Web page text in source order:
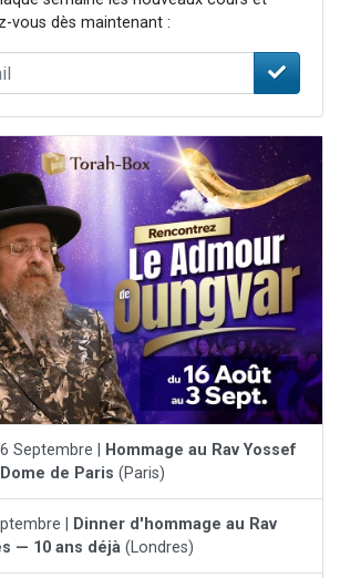
vous dès maintenant :
Septembre | Hommage au Rav Yossef
de Paris (Paris)
| Dinner d'hommage au Rav
— 10 ans déjà (Londres)